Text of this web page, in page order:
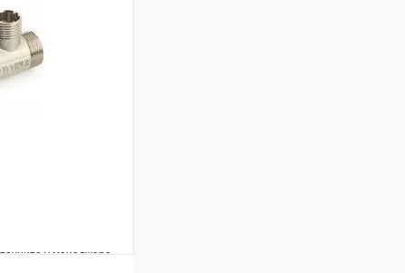
корзину
у менеджера